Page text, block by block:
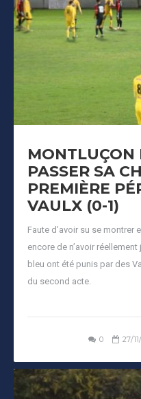
MONTLUÇON
PASSER SA
PREMIÈRE
VAULX (0-1)
Faute d’avoir su se
encore de n’avoir
bleu ont été punis par des
du second acte.
0 27/